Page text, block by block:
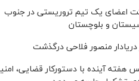
اعضای یک تیم تروریستی در جنوب
و بلوچستان
دریادار منصور فلاحی درگذشت
هفته آینده با دستورکار قضایی،